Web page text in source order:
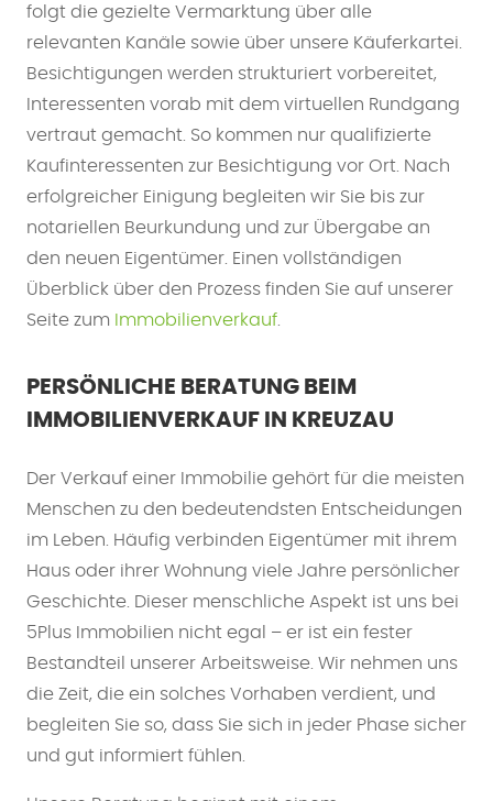
folgt die gezielte Vermarktung über alle
relevanten Kanäle sowie über unsere Käuferkartei.
Besichtigungen werden strukturiert vorbereitet,
Interessenten vorab mit dem virtuellen Rundgang
vertraut gemacht. So kommen nur qualifizierte
Kaufinteressenten zur Besichtigung vor Ort. Nach
erfolgreicher Einigung begleiten wir Sie bis zur
notariellen Beurkundung und zur Übergabe an
den neuen Eigentümer. Einen vollständigen
Überblick über den Prozess finden Sie auf unserer
Seite zum Immobilienverkauf.
PERSÖNLICHE BERATUNG BEIM
IMMOBILIENVERKAUF IN KREUZAU
Der Verkauf einer Immobilie gehört für die meisten
Menschen zu den bedeutendsten Entscheidungen
im Leben. Häufig verbinden Eigentümer mit ihrem
Haus oder ihrer Wohnung viele Jahre persönlicher
Geschichte. Dieser menschliche Aspekt ist uns bei
5Plus Immobilien nicht egal – er ist ein fester
Bestandteil unserer Arbeitsweise. Wir nehmen uns
die Zeit, die ein solches Vorhaben verdient, und
begleiten Sie so, dass Sie sich in jeder Phase sicher
und gut informiert fühlen.